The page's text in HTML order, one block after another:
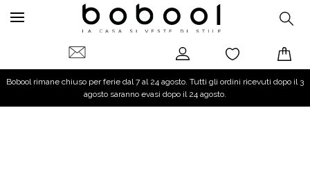
Bobool rimane chiuso per ferie dal 7 al 24 agosto. Tutti gli ordini ricevuti dopo il 3
agosto saranno evasi dopo il 24 agosto.